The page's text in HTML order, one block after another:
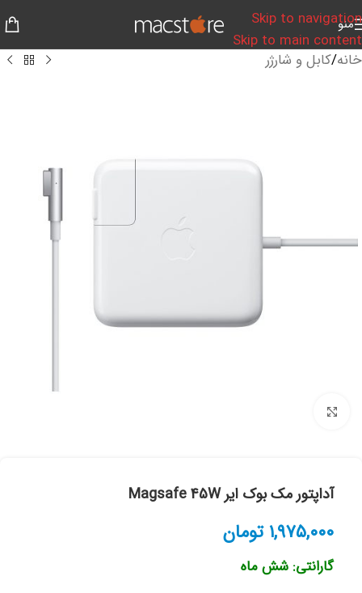
Skip to navigation
Skip to main content
منو
خانه/کابل و شارژر
آداپتور مک بوک ایر Magsafe 45W
۱,۹۷۵,۰۰۰ تومان
گارانتی: شش ماه